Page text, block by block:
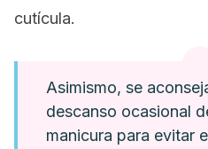
cutícula.
Asimismo, se
descanso ocasional
manicura para evitar